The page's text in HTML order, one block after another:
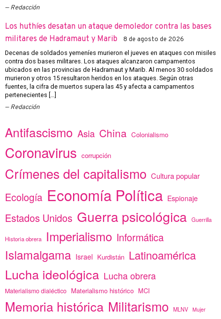
Redacción
Los huthíes desatan un ataque demoledor contra las bases
militares de Hadramaut y Marib
8 de agosto de 2026
Decenas de soldados yemeníes murieron el jueves en ataques con misiles
contra dos bases militares. Los ataques alcanzaron campamentos
ubicados en las provincias de Hadramaut y Marib. Al menos 30 soldados
murieron y otros 15 resultaron heridos en los ataques. Según otras
fuentes, la cifra de muertos supera las 45 y afecta a campamentos
pertenecientes […]
Redacción
Antifascismo Asia China Colonialismo
Coronavirus corrupción
Crímenes del capitalismo Cultura popular
Ecología Economía Política Espionaje
Estados Unidos Guerra psicológica Guerrilla
Historia obrera Imperialismo Informática
Islamalgama Israel Kurdistán Latinoamérica
Lucha ideológica Lucha obrera
Materialismo dialéctico Materialismo histórico MCI
Memoria histórica Militarismo MLNV Mujer